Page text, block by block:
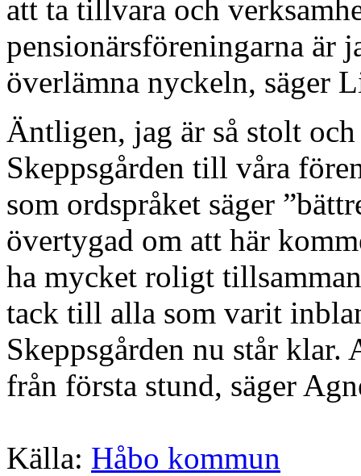
att ta tillvara och
pensionärsföreningarna är
överlämna nyckeln, säger
Äntligen, jag är så stolt
Skeppsgården till våra
som ordspråket säger
övertygad om att här
ha mycket roligt
tack till alla som varit
Skeppsgården nu står
från första stund, säger
Källa: Håbo kommun